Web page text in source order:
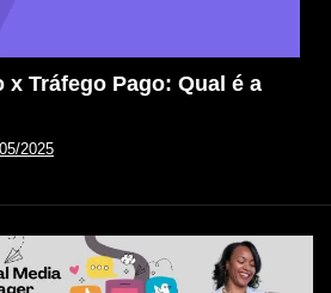
x Tráfego Pago: Qual é a
2025